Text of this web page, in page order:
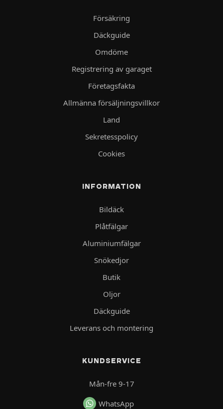
Försäkring
Däckguide
Omdöme
Registrering av garaget
Företagsfakta
Allmänna försäljningsvillkor
Land
Sekretesspolicy
Cookies
INFORMATION
Bildäck
Plåtfälgar
Aluminiumfälgar
Snökedjor
Butik
Oljor
Däckguide
Leverans och montering
KUNDSERVICE
Mån-fre 9-17
WhatsApp